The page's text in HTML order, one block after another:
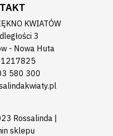
KWIATÓW
3
- Nowa Huta
580 300
Rossalinda |
sklepu